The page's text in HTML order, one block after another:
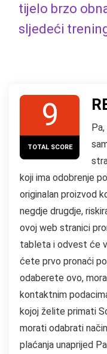
tijelo brzo
sljedeći
9
TOTAL SCORE
koji ima odobrenje
originalan proizvod
negdje drugdje,
ovoj web stranici
tableta i odvest će
ćete prvo pronaći
odaberete ovo,
kontaktnim
kojoj želite primati
morati odabrati
plaćanja unaprijed